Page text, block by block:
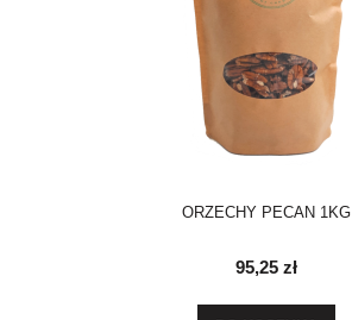
ORZECHY PECAN 1KG
95,25 zł